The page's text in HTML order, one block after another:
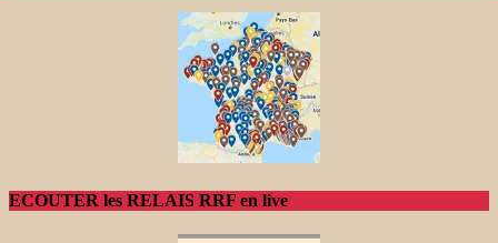
ECOUTER les RELAIS RRF en live